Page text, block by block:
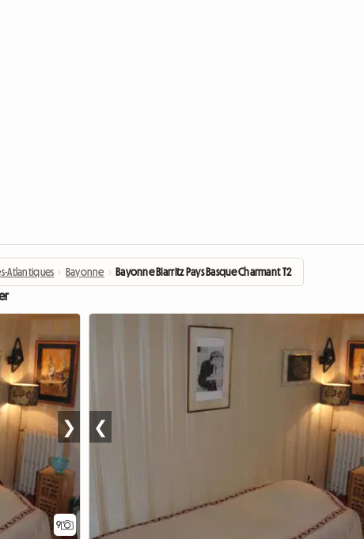
Atlantiques › Bayonne › Bayonne Biarritz Pays Basque Charmant T2
9
❯ ❮